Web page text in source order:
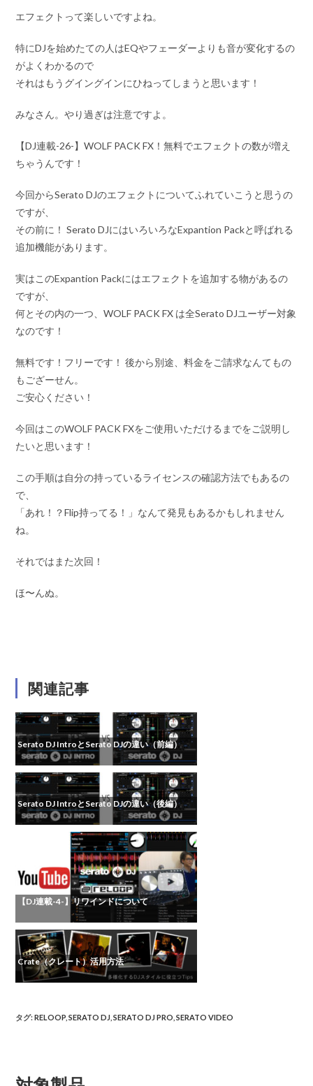
エフェクトって楽しいですよね。
特にDJを始めたての人はEQやフェーダーよりも音が変化するの
がよくわかるので
それはもうグイングインにひねってしまうと思います！
みなさん。やり過ぎは注意ですよ。
【DJ連載-26-】WOLF PACK FX！無料でエフェクトの数が増え
ちゃうんです！
今回からSerato DJのエフェクトについてふれていこうと思うの
ですが、
その前に！ Serato DJにはいろいろなExpantion Packと呼ばれる
追加機能があります。
実はこのExpantion Packにはエフェクトを追加する物があるの
ですが、
何とその内の一つ、WOLF PACK FX は全Serato DJユーザー対象
なのです！
無料です！フリーです！ 後から別途、料金をご請求なんてもの
もござーせん。
ご安心ください！
今回はこのWOLF PACK FXをご使用いただけるまでをご説明し
たいと思います！
この手順は自分の持っているライセンスの確認方法でもあるの
で、
「あれ！？Flip持ってる！」なんて発見もあるかもしれません
ね。
それではまた次回！
ほ〜んぬ。
関連記事
Serato DJ IntroとSerato DJの違い（前編）
Serato DJ IntroとSerato DJの違い（後編）
【DJ連載-4-】リワインドについて
Crate（クレート）活用方法
タグ:RELOOP SERATO DJ SERATO DJ PRO SERATO VIDEO